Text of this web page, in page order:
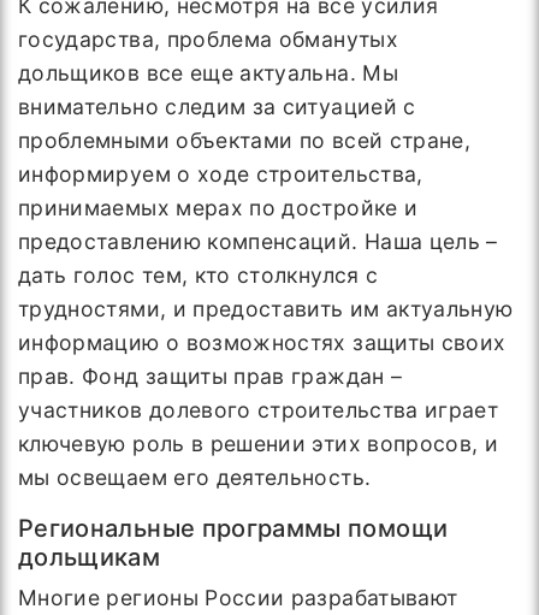
К сожалению, несмотря на все усилия
государства, проблема обманутых
дольщиков все еще актуальна. Мы
внимательно следим за ситуацией с
проблемными объектами по всей стране,
информируем о ходе строительства,
принимаемых мерах по достройке и
предоставлению компенсаций. Наша цель –
дать голос тем, кто столкнулся с
трудностями, и предоставить им актуальную
информацию о возможностях защиты своих
прав. Фонд защиты прав граждан –
участников долевого строительства играет
ключевую роль в решении этих вопросов, и
мы освещаем его деятельность.
Региональные программы помощи
дольщикам
Многие регионы России разрабатывают